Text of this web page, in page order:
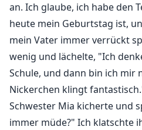
an. Ich glaube, ich habe den
heute mein Geburtstag ist,
mein Vater immer verrückt
wenig und lächelte, "Ich
Schule, und dann bin ich mir
Nickerchen klingt
Schwester Mia kicherte und
immer müde?" Ich klatschte